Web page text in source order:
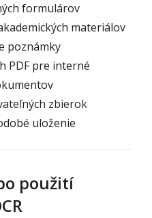
formulárov
materiálov
poznámky
PDF pre interné
zbierok
uloženie
použití